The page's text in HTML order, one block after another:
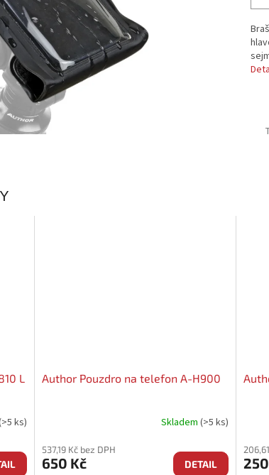
L
ks)
Author Pouzdro na telefon A-H900
Skladem (>5 ks)
537,19 Kč bez DPH
650 Kč DETAIL